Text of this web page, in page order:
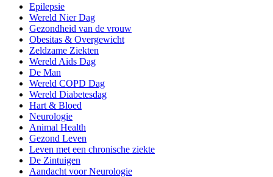
Epilepsie
Wereld Nier Dag
Gezondheid van de vrouw
Obesitas & Overgewicht
Zeldzame Ziekten
Wereld Aids Dag
De Man
Wereld COPD Dag
Wereld Diabetesdag
Hart & Bloed
Neurologie
Animal Health
Gezond Leven
Leven met een chronische ziekte
De Zintuigen
Aandacht voor Neurologie